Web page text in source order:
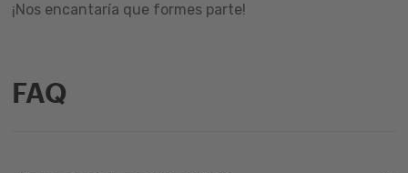
¡Nos encantaría que formes parte!
FAQ